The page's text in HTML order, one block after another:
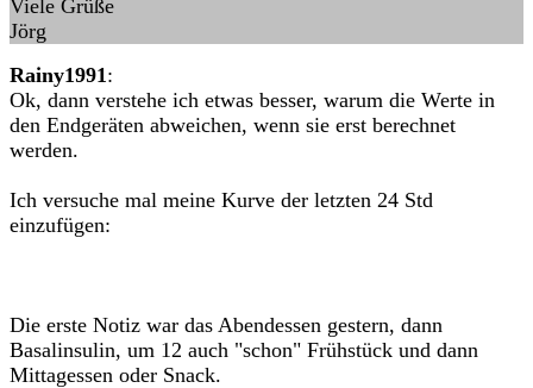
Viele Grüße
Jörg
Rainy1991:
Ok, dann verstehe ich etwas besser, warum die Werte in
den Endgeräten abweichen, wenn sie erst berechnet
werden.
Ich versuche mal meine Kurve der letzten 24 Std
einzufügen:
Die erste Notiz war das Abendessen gestern, dann
Basalinsulin, um 12 auch "schon" Frühstück und dann
Mittagessen oder Snack.